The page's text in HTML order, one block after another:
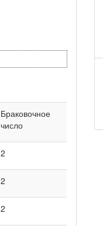
Браковочное
число
2
2
2